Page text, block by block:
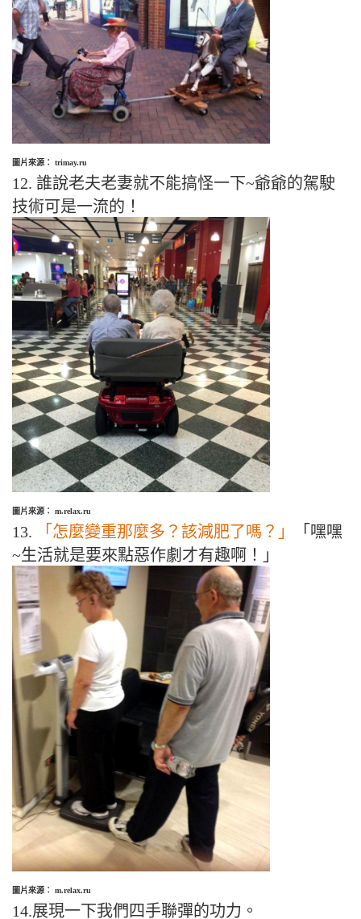
圖片來源： trimay.ru
12. 誰說老夫老妻就不能搞怪一下~爺爺的駕駛
技術可是一流的！
圖片來源： m.relax.ru
13. 「怎麼變重那麼多？該減肥了嗎？」
「嘿嘿
~生活就是要來點惡作劇才有趣啊！」
圖片來源： m.relax.ru
14.展現一下我們四手聯彈的功力。